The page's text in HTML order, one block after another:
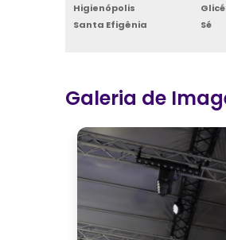
Higienópolis
Santa Efigênia
Sé
Galeria de